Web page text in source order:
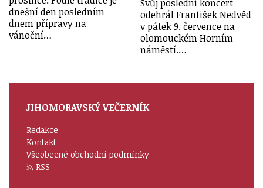
dnešní den posledním
dnem přípravy na
vánoční…
Svůj poslední koncert
odehrál František Nedvěd
v pátek 9. července na
olomouckém Horním
náměstí.…
JIHOMORAVSKÝ VEČERNÍK
Redakce
Kontakt
Všeobecné obchodní podmínky
RSS